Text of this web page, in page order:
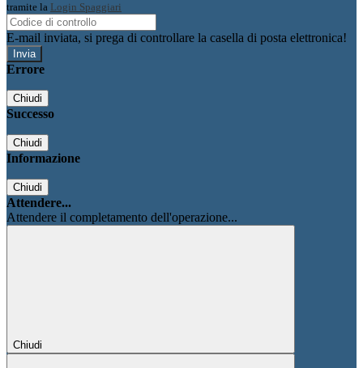
tramite la Login Spaggiari
E-mail inviata, si prega di controllare la casella di posta elettronica!
Errore
Chiudi
Successo
Chiudi
Informazione
Chiudi
Attendere...
Attendere il completamento dell'operazione...
Chiudi